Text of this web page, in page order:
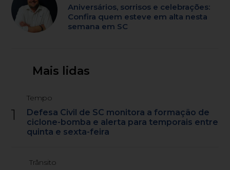
Aniversários, sorrisos e celebrações:
Confira quem esteve em alta nesta
semana em SC
Mais lidas
1
Tempo
Defesa Civil de SC monitora a formação de
ciclone-bomba e alerta para temporais entre
quinta e sexta-feira
Trânsito